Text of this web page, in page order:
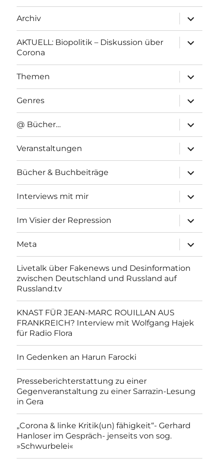
Archiv
anzeigen
AKTUELL: Biopolitik – Diskussion über
Corona
anzeigen
Themen
anzeigen
Genres
anzeigen
@ Bücher…
anzeigen
Veranstaltungen
anzeigen
Bücher & Buchbeiträge
anzeigen
Interviews mit mir
anzeigen
Im Visier der Repression
anzeigen
Meta
anzeigen
Livetalk über Fakenews und Desinformation
zwischen Deutschland und Russland auf
Russland.tv
KNAST FÜR JEAN-MARC ROUILLAN AUS
FRANKREICH? Interview mit Wolfgang Hajek
für Radio Flora
In Gedenken an Harun Farocki
Presseberichterstattung zu einer
Gegenveranstaltung zu einer Sarrazin-Lesung
in Gera
„Corona & linke Kritik(un) fähigkeit“- Gerhard
Hanloser im Gespräch- jenseits von sog.
»Schwurbelei«